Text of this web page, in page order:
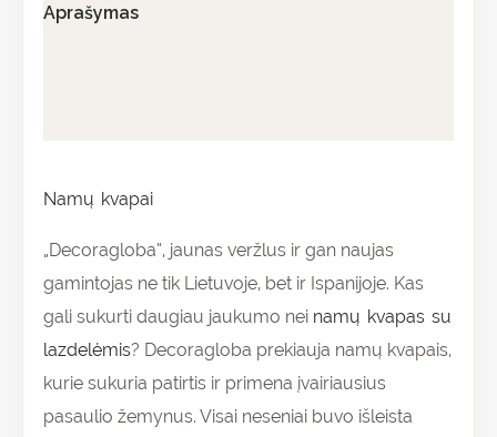
Aprašymas
Namų kvapai
„Decoragloba”, jaunas veržlus ir gan naujas
gamintojas ne tik Lietuvoje, bet ir Ispanijoje. Kas
gali sukurti daugiau jaukumo nei namų kvapas su
lazdelėmis? Decoragloba prekiauja namų kvapais,
kurie sukuria patirtis ir primena įvairiausius
pasaulio žemynus. Visai neseniai buvo išleista